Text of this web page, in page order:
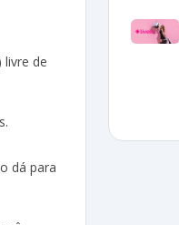
de
dá para